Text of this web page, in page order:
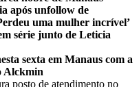
após unfollow de
uma mulher incrível’
série junto de Leticia
sexta em Manaus com a
Alckmin
posto de atendimento no